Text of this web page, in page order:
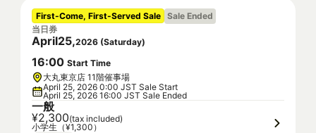
First-Come, First-Served Sale Sale Ended
当日券
April25,2026 (Saturday)
16:00 Start Time
大丸東京店 11階催事場
April 25, 2026 0:00 JST Sale Start
April 25, 2026 16:00 JST Sale Ended
一般
¥2,300(tax included)
小学生（¥1,300）